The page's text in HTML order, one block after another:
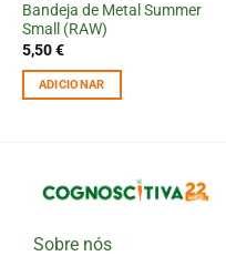
Bandeja de Metal Summer
Small (RAW)
5,50€
ADICIONAR
Sobre nós